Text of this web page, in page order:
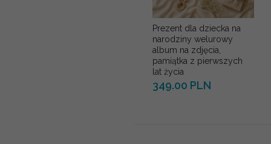
Prezent dla dziecka na
narodziny welurowy
album na zdjęcia,
pamiątka z pierwszych
lat życia
349.00 PLN